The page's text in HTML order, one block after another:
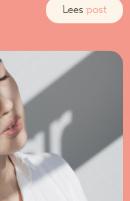
Lees post